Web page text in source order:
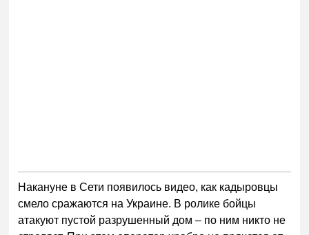
Накануне в Сети появилось видео, как кадыровцы
смело сражаются на Украине. В ролике бойцы
атакуют пустой разрушенный дом – по ним никто не